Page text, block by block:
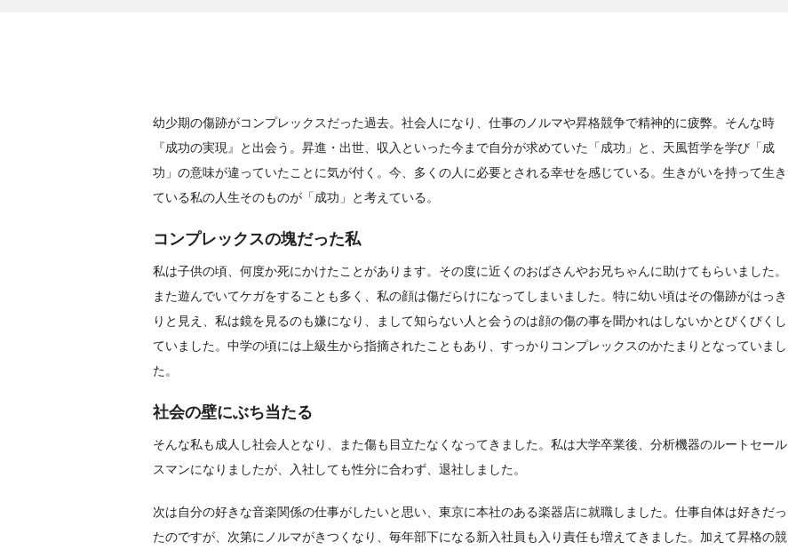
幼少期の傷跡がコンプレックスだった過去。社会人になり、仕事のノルマや昇格競争で精神的に疲弊。そんな時
『成功の実現』と出会う。昇進・出世、収入といった今まで自分が求めていた「成功」と、天風哲学を学び「成
功」の意味が違っていたことに気が付く。今、多くの人に必要とされる幸せを感じている。生きがいを持って生き
ている私の人生そのものが「成功」と考えている。
コンプレックスの塊だった私
私は子供の頃、何度か死にかけたことがあります。その度に近くのおばさんやお兄ちゃんに助けてもらいました。
また遊んでいてケガをすることも多く、私の顔は傷だらけになってしまいました。特に幼い頃はその傷跡がはっき
りと見え、私は鏡を見るのも嫌になり、まして知らない人と会うのは顔の傷の事を聞かれはしないかとびくびくし
ていました。中学の頃には上級生から指摘されたこともあり、すっかりコンプレックスのかたまりとなっていまし
た。
社会の壁にぶち当たる
そんな私も成人し社会人となり、また傷も目立たなくなってきました。私は大学卒業後、分析機器のルートセール
スマンになりましたが、入社しても性分に合わず、退社しました。
次は自分の好きな音楽関係の仕事がしたいと思い、東京に本社のある楽器店に就職しました。仕事自体は好きだっ
たのですが、次第にノルマがきつくなり、毎年部下になる新入社員も入り責任も増えてきました。加えて昇格の競